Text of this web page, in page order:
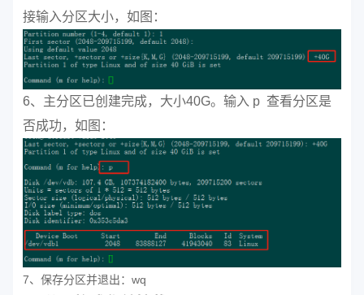
接输入分区大小，如图：
6、主分区已创建完成，大小40G。输入 p 查看分区是
否成功，如图：
7、保存分区并退出：wq